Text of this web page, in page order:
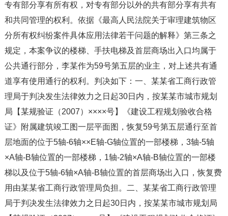
专有部分享有所有权，对专有部分以外的共有部分享有共有
和共同管理的权利。依据《最高人民法院关于审理建筑物区
分所有权纠纷案件具体应用法律若干问题的解释》第三条之
规定，本案争议的楼梯、手扶电梯及首层商场出入口均属于
公共通行部分，李某作为59号第五层的业主，对上述共有通
道享有使用通行的权利。判决如下：一、某某省工商行政管
理局于判决发生法律效力之日起30日内，按某某市城市规划
局【某规验证（2007）××××号】《建设工程规划验收合格
证》附属建筑竣工图一层平面图，恢复59号第五层通行至首
层地面的位于5轴-6轴××E轴-G轴位置的一部楼梯，3轴-5轴
×A轴-B轴位置的一部楼梯，1轴-2轴×A轴-B轴位置的一部楼
梯以及位于5轴-6轴×A轴-B轴位置的首层商场出入口，恢复费
用由某某省工商行政管理局负担。二、某某省工商行政管理
局于判决发生法律效力之日起30日内，按某某市城市规划局